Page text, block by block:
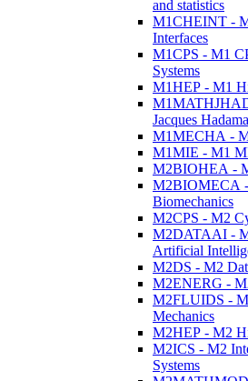
and statistics
M1CHEINT -
Interfaces
M1CPS - M1
Systems
M1HEP - M1
Jacques
M1MECHA -
M1MIE - M1
M2BIOHEA -
M2BIOMECA
Biomechanics
M2CPS - M2
M2DATAAI -
Artificial
M2DS - M2
M2ENERG -
M2FLUIDS -
Mechanics
M2HEP - M2
M2ICS - M2
Systems